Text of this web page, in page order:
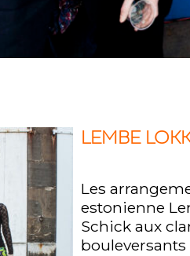
LEMBE
Les
estonienne
Schick aux
bouleversants